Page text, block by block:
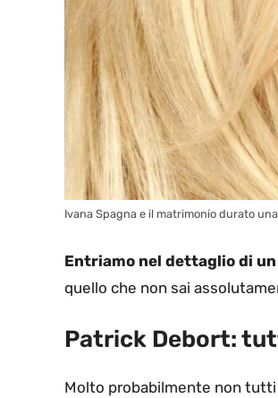
Ivana Spagna e il matrimonio durato
Entriamo nel dettaglio di
quello che non sai
Patrick Debort:
Molto probabilmente non tutti